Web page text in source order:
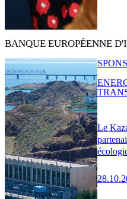
BANQUE EUROPÉENNE
Le